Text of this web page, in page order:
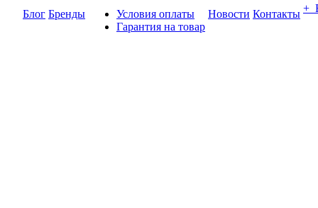
Блог Бренды
Условия оплаты
Гарантия на товар
Новости Контакты +